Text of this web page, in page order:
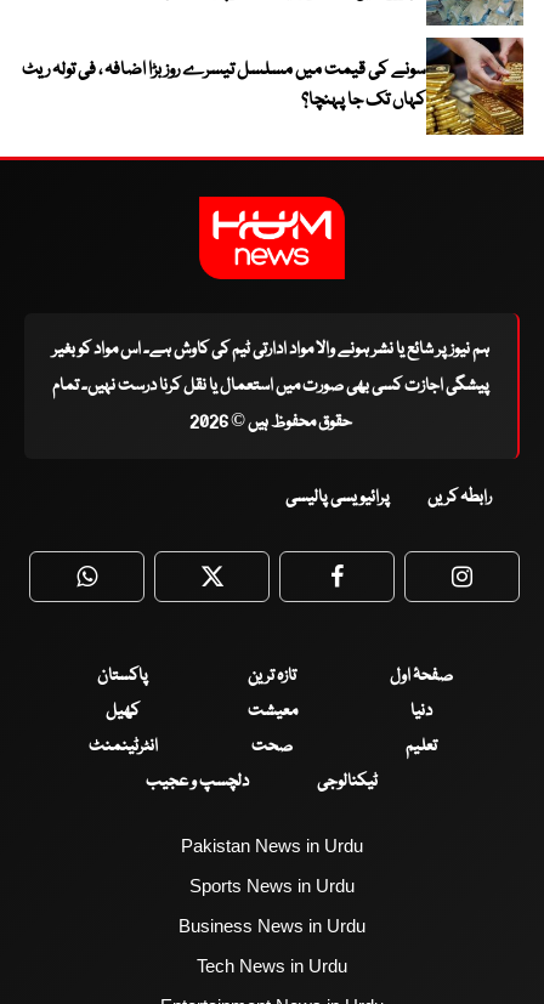
سونے کی قیمت میں مسلسل تیسرے روز بڑا اضافہ ، فی تولہ ریٹ
کہاں تک جا پہنچا؟
ہم نیوز پر شائع یا نشر ہونے والا مواد ادارتی ٹیم کی کاوش ہے۔ اس مواد کو بغیر
پیشگی اجازت کسی بھی صورت میں استعمال یا نقل کرنا درست نہیں۔ تمام
حقوق محفوظ ہیں © 2026
رابطہ کریں پرائیویسی پالیسی
WhatsApp Twitter Facebook
صفحۂ اول تازہ ترین
پاکستان
دنیا
معیشت
کھیل
تعلیم
صحت
انٹرٹینمنٹ
ٹیکنالوجی
دلچسپ و عجیب
Pakistan News in Urdu
Sports News in Urdu
Business News in Urdu
Tech News in Urdu